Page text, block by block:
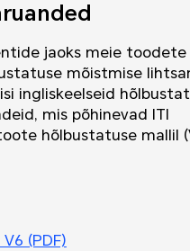
jaoks meie toodete
mõistmise
ingliskeelseid
mis põhinevad ITI
hõlbustatuse mallil
(PDF)